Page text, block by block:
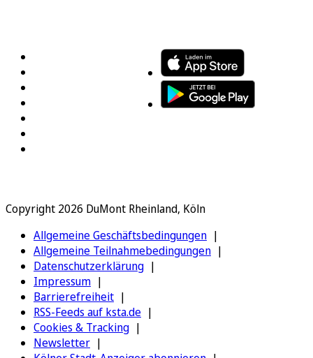
Copyright 2026 DuMont Rheinland, Köln
Allgemeine Geschäftsbedingungen
Allgemeine Teilnahmebedingungen
Datenschutzerklärung
Impressum
Barrierefreiheit
RSS-Feeds auf ksta.de
Cookies & Tracking
Newsletter